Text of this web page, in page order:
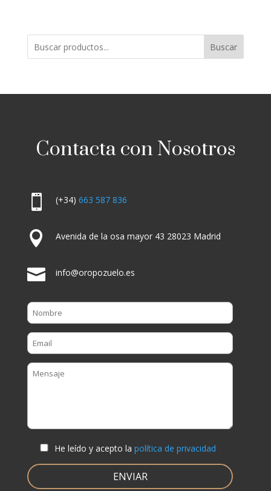
Buscar
Contacta con Nosotros
 (+34) 663 587 836
 Avenida de la osa mayor 43 28023 Madrid
 info@oropozuelo.es
He leído y acepto la política de privacidad